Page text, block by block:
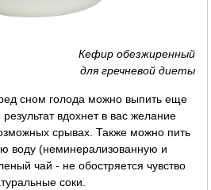
Кефир обезжиренный
для гречневой диеты
сном голода можно выпить еще
вдохнет в вас желание
срывах. Также можно пить
воду (неминерализованную и
чай - не обостряется чувство
соки.